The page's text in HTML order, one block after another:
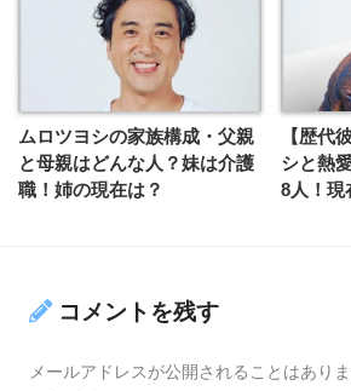
ムロツヨシの家族構成・父親
と母親はどんな人？妹は介護
職！姉の現在は？
【歴代
シと熱
8人！現
コメントを残す
メールアドレスが公開されることはありま